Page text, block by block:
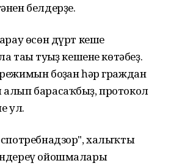
белдерҙе.
өсөн дүрт кеше
тағы туғыҙ кешене көтәбеҙ.
боҙған һәр граждан
барасаҡбыҙ, протокол
ул.
халыҡты
ойошмалары